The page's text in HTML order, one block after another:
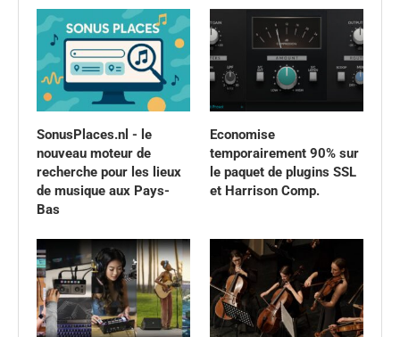
SonusPlaces.nl - le
nouveau moteur de
recherche pour les lieux
de musique aux Pays-
Bas
Economise
temporairement 90% sur
le paquet de plugins SSL
et Harrison Comp.